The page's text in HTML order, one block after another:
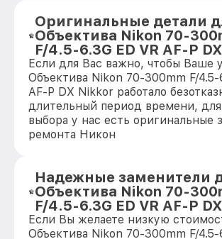
Оригинальные детали
Объектива Nikon 70-
F/4.5-6.3G ED VR AF-P
Если для Вас важно, чтобы Ваше
Объектива Nikon 70-300mm F/4.5-
AF-P DX Nikkor работало
длительный период времени,
выбора у нас есть оригинальные
ремонта Никон
Надежные заменители
Объектива Nikon 70-
F/4.5-6.3G ED VR AF-P
Если Вы желаете низкую
Объектива Nikon 70-300mm F/4.5-